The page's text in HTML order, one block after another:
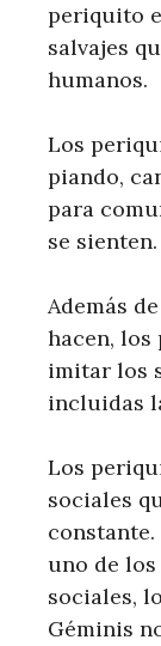
periquito
salvajes
humanos.
Los
piando,
para
se sienten.
Además
hacen,
imitar los
incluidas
Los
sociales
uno de
sociales,
Géminis